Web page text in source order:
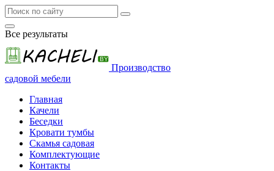
Все результаты
BY
Производство
садовой мебели
Главная
Качели
Беседки
Кровати тумбы
Скамья садовая
Комплектующие
Контакты